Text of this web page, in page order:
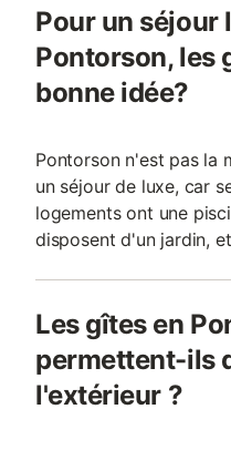
Pour un séjour
Pontorson, les
bonne idée?
Pontorson n'est pas la
un séjour de luxe, car
logements ont une
disposent d'un jardin,
Les gîtes en
permettent-ils
l'extérieur ?